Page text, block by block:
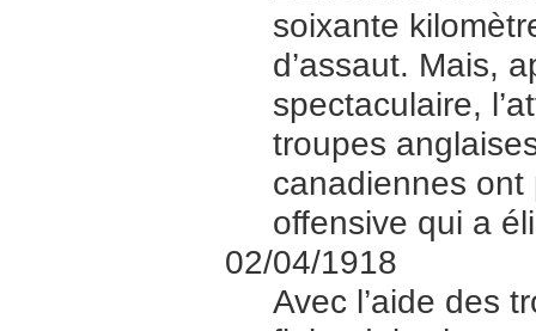
soixante
d’assaut. Mais,
spectaculaire,
troupes
canadiennes
offensive qui a
02/04/1918
Avec l’aide des